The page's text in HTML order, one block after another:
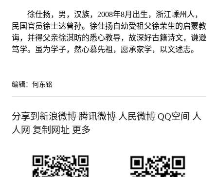
徐仕扬，男，汉族，2008年8月出生，浙江嵊州人，
民国官员徐士达曾孙。徐仕扬自幼受祖父徐荣生的启蒙教
诲，并得父亲徐淇昉的悉心教导，故深好古籍诗文，谦逊
笃学。虽为学子，然心慕先祖，愿承家学，以文述志。
编辑：何东铭
分享到新浪微博 腾讯微博 人民微博 QQ空间 人
人网 复制网址 更多